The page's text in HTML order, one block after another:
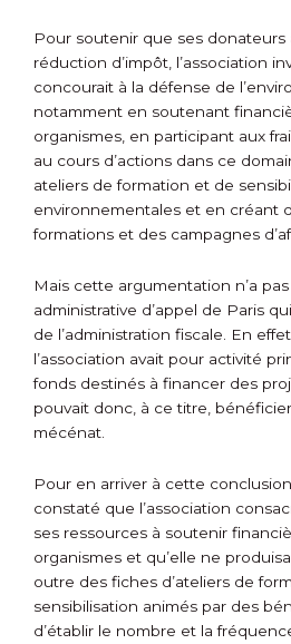
Pour soutenir que ses donateurs
réduction d’impôt, l’association
concourait à la défense de
notamment en soutenant
organismes, en participant aux
au cours d’actions dans ce
ateliers de formation et de
environnementales et en créant
formations et des campagnes
Mais cette argumentation n’a
administrative d’appel de Paris
de l’administration fiscale. En
l’association avait pour activité
fonds destinés à financer des
pouvait donc, à ce titre,
mécénat.
Pour en arriver à cette
constaté que l’association
ses ressources à soutenir
organismes et qu’elle ne
outre des fiches d’ateliers de
sensibilisation animés par des
d’établir le nombre et la